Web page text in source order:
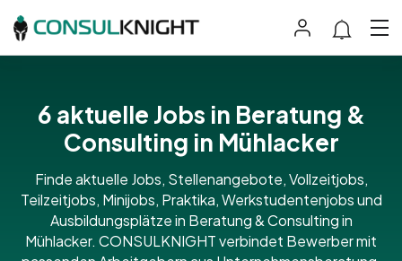
6 aktuelle Jobs in Beratung &
Consulting in Mühlacker
Finde aktuelle Jobs, Stellenangebote, Vollzeitjobs,
Teilzeitjobs, Minijobs, Praktika, Werkstudentenjobs und
Ausbildungsplätze in Beratung & Consulting in
Mühlacker. CONSULKNIGHT verbindet Bewerber mit